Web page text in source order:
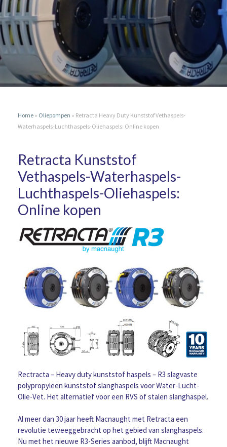
Home » Oliepompen » Retracta Heavy Duty Kunststof Vethaspels-
Waterhaspels-Luchthaspels-Oliehaspels: Online kopen
Retracta Kunststof
Vethaspels-Waterhaspels-
Luchthaspels-Oliehaspels:
Online kopen
Rectracta – Heavy duty kunststof haspels – R3 slagvaste
polypropyleen kunststof slanghaspels voor Water-Lucht-
Olie-Vet. Het alternatief voor een RVS of stalen slanghaspel.
Al meer dan 30 jaar heeft Macnaught met Retracta een
revolutie teweeggebracht op het gebied van slanghaspels.
Nu met het nieuwe R3-Series aanbod, blijft Macnaught